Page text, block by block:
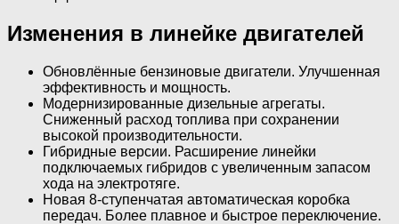
Изменения в линейке двигателей
Обновлённые бензиновые двигатели. Улучшенная
эффективность и мощность.
Модернизированные дизельные агрегаты.
Сниженный расход топлива при сохранении
высокой производительности.
Гибридные версии. Расширение линейки
подключаемых гибридов с увеличенным запасом
хода на электротяге.
Новая 8-ступенчатая автоматическая коробка
передач. Более плавное и быстрое переключение.